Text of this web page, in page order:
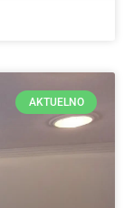
AKTUELNO